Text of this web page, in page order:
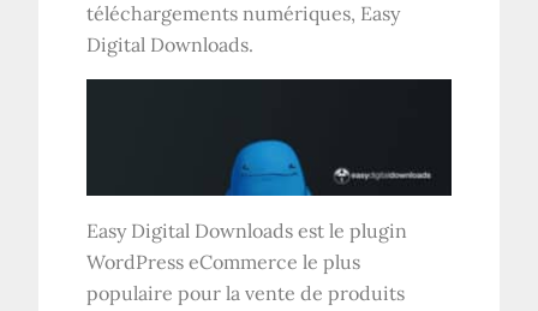
téléchargements numériques, Easy
Digital Downloads.
Easy Digital Downloads est le plugin
WordPress eCommerce le plus
populaire pour la vente de produits